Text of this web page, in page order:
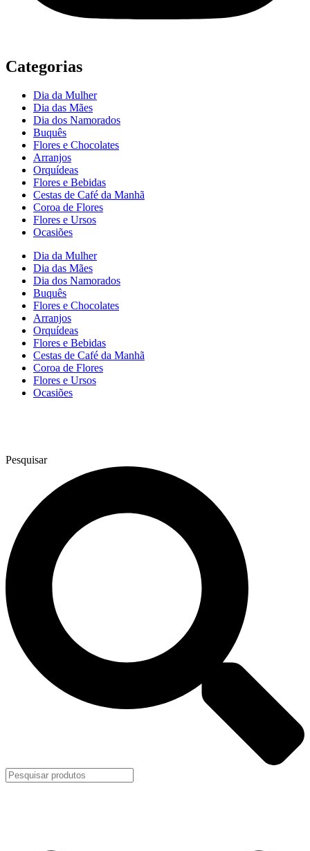
Categorias
Dia da Mulher
Dia das Mães
Dia dos Namorados
Buquês
Flores e Chocolates
Arranjos
Orquídeas
Flores e Bebidas
Cestas de Café da Manhã
Coroa de Flores
Flores e Ursos
Ocasiões
Dia da Mulher
Dia das Mães
Dia dos Namorados
Buquês
Flores e Chocolates
Arranjos
Orquídeas
Flores e Bebidas
Cestas de Café da Manhã
Coroa de Flores
Flores e Ursos
Ocasiões
Pesquisar